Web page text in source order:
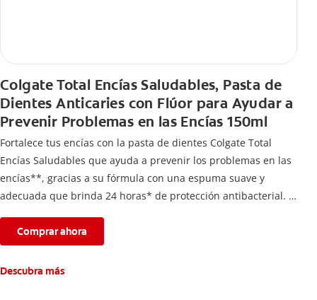
Colgate Total Encías Saludables, Pasta de
Dientes Anticaries con Flúor para Ayudar a
Prevenir Problemas en las Encías 150ml
Fortalece tus encías con la pasta de dientes Colgate Total
Encías Saludables que ayuda a prevenir los problemas en las
encías**, gracias a su fórmula con una espuma suave y
adecuada que brinda 24 horas* de protección antibacterial.
semanas.
**Causados por bacterias.
Comprar ahora
Descubra más